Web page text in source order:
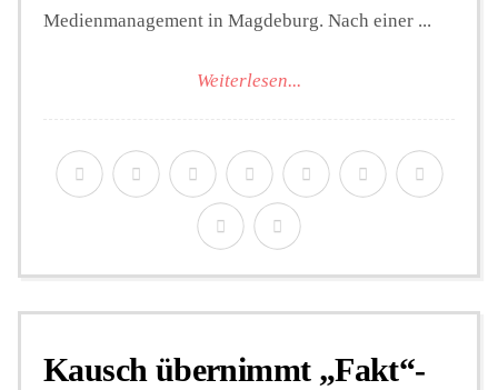
Medienmanagement in Magdeburg. Nach einer ...
Weiterlesen...
Kausch übernimmt „Fakt“-